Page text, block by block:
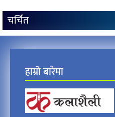
चर्चित
हाम्रो बारेमा